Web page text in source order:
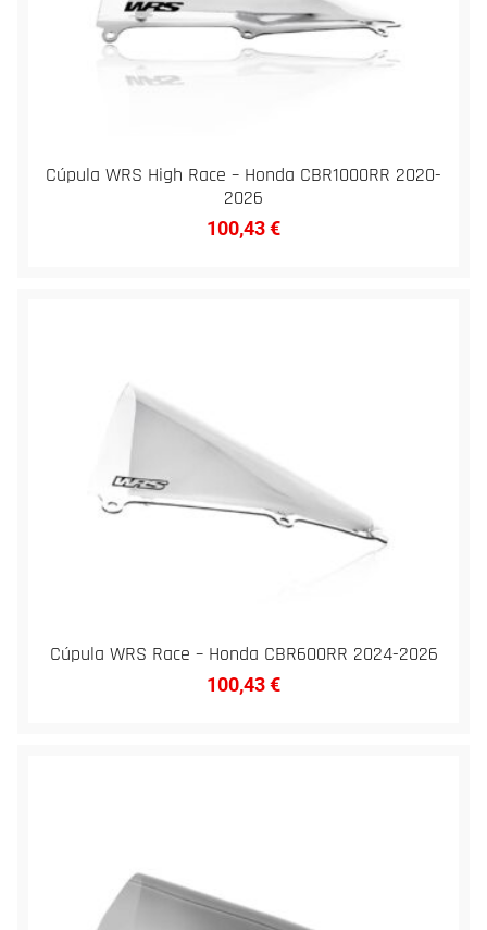
Cúpula WRS High Race – Honda CBR1000RR 2020-
2026
100,43€
Cúpula WRS Race – Honda CBR600RR 2024-2026
100,43€